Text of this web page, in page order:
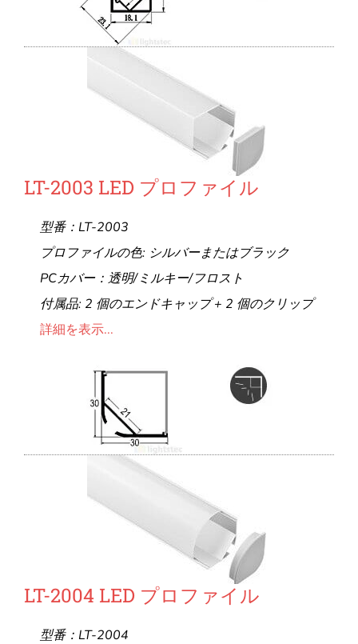
LT-2003 LED プロファイル
型番：LT-2003
プロファイルの色: シルバーまたはブラック
PCカバー：透明/ミルキー/フロスト
付属品: 2 個のエンドキャップ + 2 個のクリップ
詳細を表示...
LT-2004 LED プロファイル
型番：LT-2004